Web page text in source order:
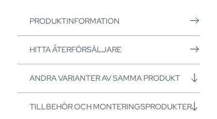
PRODUKTINFORMATION
HITTA ÅTERFÖRSÄLJARE
ANDRA VARIANTER AV SAMMA PRODUKT
TILLBEHÖR OCH MONTERINGSPRODUKTER